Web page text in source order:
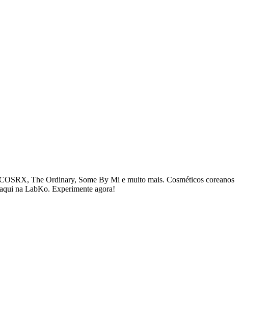
The Ordinary, Some By Mi e muito mais. Cosméticos coreanos
na LabKo. Experimente agora!